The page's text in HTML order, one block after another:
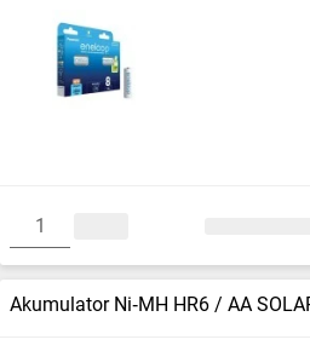
Akumulator Ni‑MH HR6 / AA